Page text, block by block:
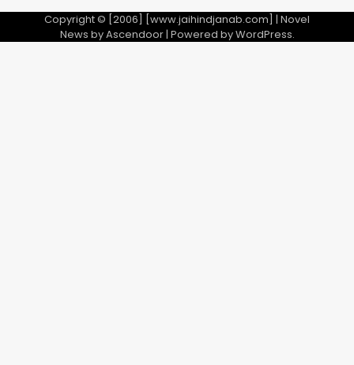
Copyright © [2006] [www.jaihindjanab.com] | Novel
News byAscendoor| Powered byWordPress.